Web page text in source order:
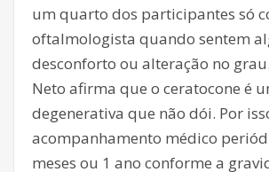
um quarto dos participantes só
oftalmologista quando sentem
desconforto ou alteração no
Neto afirma que o ceratocone é
degenerativa que não dói. Por
acompanhamento médico
meses ou 1 ano conforme a